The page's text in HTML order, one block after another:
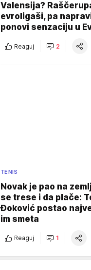
Valensija?
evroligaši, pa
ponovi senzaciju u
Reaguj 2
TENIS
Novak je pao na
se trese i da plače:
Đoković postao
im smeta
Reaguj 1